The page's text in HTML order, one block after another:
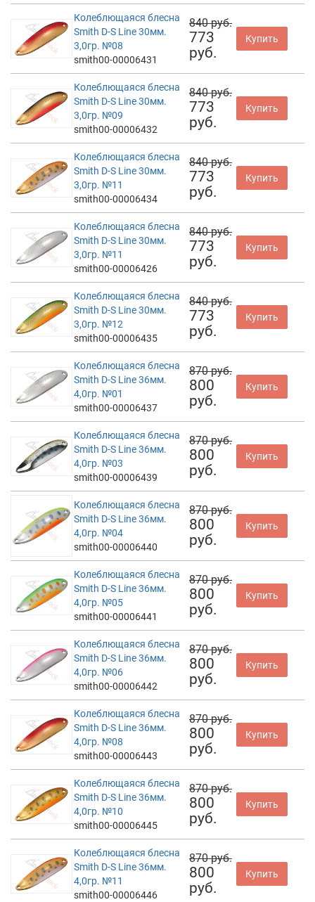
Колеблющаяся блесна
Smith D-S Line 30мм.
3,0гр. №08
smith00-00006431
840 руб.
773
руб.
Купить
Колеблющаяся блесна
Smith D-S Line 30мм.
3,0гр. №09
smith00-00006432
840 руб.
773
руб.
Купить
Колеблющаяся блесна
Smith D-S Line 30мм.
3,0гр. №11
smith00-00006434
840 руб.
773
руб.
Купить
Колеблющаяся блесна
Smith D-S Line 30мм.
3,0гр. №11
smith00-00006426
840 руб.
773
руб.
Купить
Колеблющаяся блесна
Smith D-S Line 30мм.
3,0гр. №12
smith00-00006435
840 руб.
773
руб.
Купить
Колеблющаяся блесна
Smith D-S Line 36мм.
4,0гр. №01
smith00-00006437
870 руб.
800
руб.
Купить
Колеблющаяся блесна
Smith D-S Line 36мм.
4,0гр. №03
smith00-00006439
870 руб.
800
руб.
Купить
Колеблющаяся блесна
Smith D-S Line 36мм.
4,0гр. №04
smith00-00006440
870 руб.
800
руб.
Купить
Колеблющаяся блесна
Smith D-S Line 36мм.
4,0гр. №05
smith00-00006441
870 руб.
800
руб.
Купить
Колеблющаяся блесна
Smith D-S Line 36мм.
4,0гр. №06
smith00-00006442
870 руб.
800
руб.
Купить
Колеблющаяся блесна
Smith D-S Line 36мм.
4,0гр. №08
smith00-00006443
870 руб.
800
руб.
Купить
Колеблющаяся блесна
Smith D-S Line 36мм.
4,0гр. №10
smith00-00006445
870 руб.
800
руб.
Купить
Колеблющаяся блесна
Smith D-S Line 36мм.
4,0гр. №11
smith00-00006446
870 руб.
800
руб.
Купить